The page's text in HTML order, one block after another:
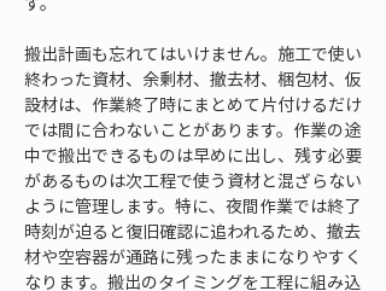
搬出計画も忘れてはいけません。施工で使い
終わった資材、余剰材、撤去材、梱包材、仮
設材は、作業終了時にまとめて片付けるだけ
では間に合わないことがあります。作業の途
中で搬出できるものは早めに出し、残す必要
があるものは次工程で使う資材と混ざらない
ように管理します。特に、夜間作業では終了
時刻が迫ると復旧確認に追われるため、撤去
材や空容器が通路に残ったままになりやすく
なります。搬出のタイミングを工程に組み込